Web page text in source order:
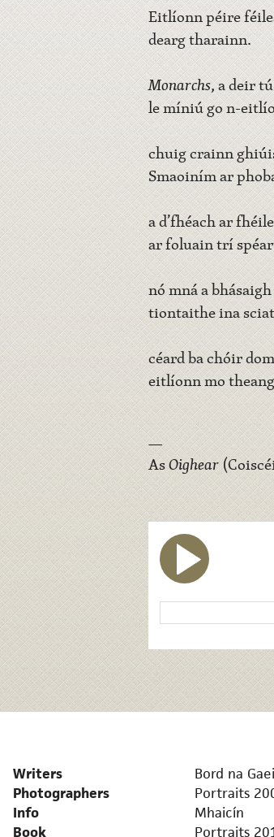
Eitlíonn péire
dearg tharainn.
Monarchs, a deir
le míniú go n-
chuig crainn
Smaoiním ar
a d’fhéach ar
ar foluain trí
nó mná a
tiontaithe ina
céard ba chóir
eitlíonn mo
—
AsOighear
Writers
Photographers
Info
Book
Bord na
Portraits
Mhaicín
Portraits